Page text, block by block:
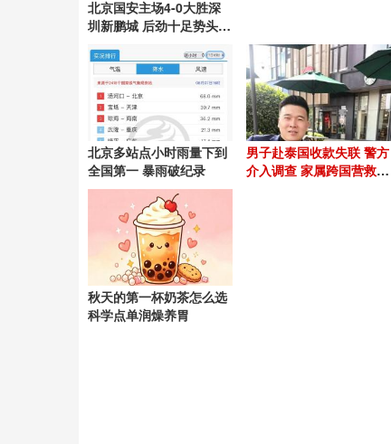
北京国安主场4-0大胜深
圳新鹏城 后劲十足势头良
北京多站点小时雨量下到
全国第一 暴雨破纪录
男子赴泰国收款失联 警方
介入调查 家属跨国营救54
秋天的第一杯奶茶怎么选
科学点单润燥养胃